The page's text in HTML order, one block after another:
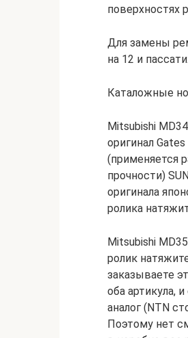
поверхностях
Для замены
на 12 и
Каталожные
Mitsubishi
оригинал
(применяется
прочности)
оригинала
ролика
Mitsubishi
ролик
заказываете
оба артикула,
аналог (NTN
Поэтому нет